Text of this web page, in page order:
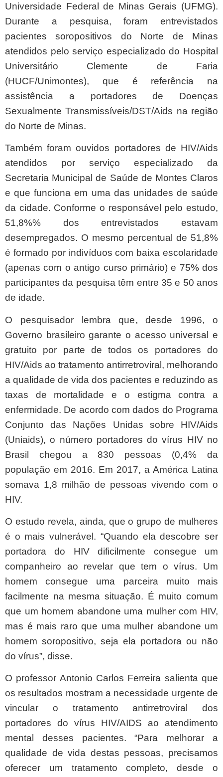
Universidade Federal de Minas Gerais (UFMG).
Durante a pesquisa, foram entrevistados
pacientes soropositivos do Norte de Minas
atendidos pelo serviço especializado do Hospital
Universitário Clemente de Faria
(HUCF/Unimontes), que é referência na
assistência a portadores de Doenças
Sexualmente Transmissíveis/DST/Aids na região
do Norte de Minas.
Também foram ouvidos portadores de HIV/Aids
atendidos por serviço especializado da
Secretaria Municipal de Saúde de Montes Claros
e que funciona em uma das unidades de saúde
da cidade. Conforme o responsável pelo estudo,
51,8%% dos entrevistados estavam
desempregados. O mesmo percentual de 51,8%
é formado por indivíduos com baixa escolaridade
(apenas com o antigo curso primário) e 75% dos
participantes da pesquisa têm entre 35 e 50 anos
de idade.
O pesquisador lembra que, desde 1996, o
Governo brasileiro garante o acesso universal e
gratuito por parte de todos os portadores do
HIV/Aids ao tratamento antirretroviral, melhorando
a qualidade de vida dos pacientes e reduzindo as
taxas de mortalidade e o estigma contra a
enfermidade. De acordo com dados do Programa
Conjunto das Nações Unidas sobre HIV/Aids
(Uniaids), o número portadores do vírus HIV no
Brasil chegou a 830 pessoas (0,4% da
população em 2016. Em 2017, a América Latina
somava 1,8 milhão de pessoas vivendo com o
HIV.
O estudo revela, ainda, que o grupo de mulheres
é o mais vulnerável. “Quando ela descobre ser
portadora do HIV dificilmente consegue um
companheiro ao revelar que tem o vírus. Um
homem consegue uma parceira muito mais
facilmente na mesma situação. É muito comum
que um homem abandone uma mulher com HIV,
mas é mais raro que uma mulher abandone um
homem soropositivo, seja ela portadora ou não
do vírus”, disse.
O professor Antonio Carlos Ferreira salienta que
os resultados mostram a necessidade urgente de
vincular o tratamento antirretroviral dos
portadores do vírus HIV/AIDS ao atendimento
mental desses pacientes. “Para melhorar a
qualidade de vida destas pessoas, precisamos
oferecer um tratamento completo, desde o